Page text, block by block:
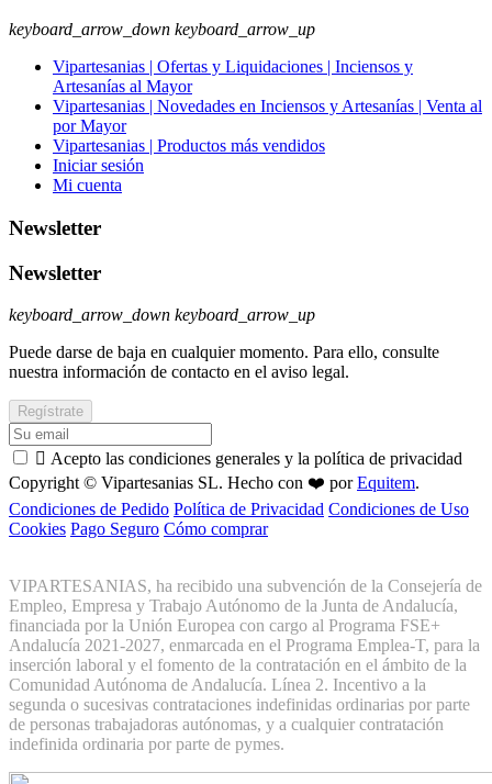
keyboard_arrow_down keyboard_arrow_up
Vipartesanias | Ofertas y Liquidaciones | Inciensos y
Artesanías al Mayor
Vipartesanias | Novedades en Inciensos y Artesanías | Venta al
por Mayor
Vipartesanias | Productos más vendidos
Iniciar sesión
Mi cuenta
Newsletter
Newsletter
keyboard_arrow_down keyboard_arrow_up
Puede darse de baja en cualquier momento. Para ello, consulte
nuestra información de contacto en el aviso legal.
 Acepto las condiciones generales y la política de privacidad
Copyright © Vipartesanias SL. Hecho con ❤️ porEquitem.
Condiciones de Pedido Política de Privacidad Condiciones de Uso
Cookies Pago Seguro Cómo comprar
VIPARTESANIAS, ha recibido una subvención de la Consejería de
Empleo, Empresa y Trabajo Autónomo de la Junta de Andalucía,
financiada por la Unión Europea con cargo al Programa FSE+
Andalucía 2021-2027, enmarcada en el Programa Emplea-T, para la
inserción laboral y el fomento de la contratación en el ámbito de la
Comunidad Autónoma de Andalucía. Línea 2. Incentivo a la
segunda o sucesivas contrataciones indefinidas ordinarias por parte
de personas trabajadoras autónomas, y a cualquier contratación
indefinida ordinaria por parte de pymes.